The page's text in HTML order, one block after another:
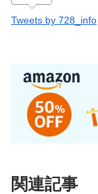
Tweets by 728_info
関連記事